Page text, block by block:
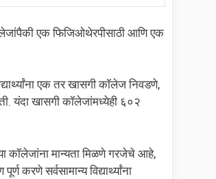
एक फिजिओथेरपीसाठी आणि एक
एक तर खासगी कॉलेज निवडणे,
यंदा खासगी कॉलेजांमध्येही ६०२
या कॉलेजांना मान्यता मिळणे गरजेचे आहे,
सर्वसामान्य विद्यार्थ्यांना